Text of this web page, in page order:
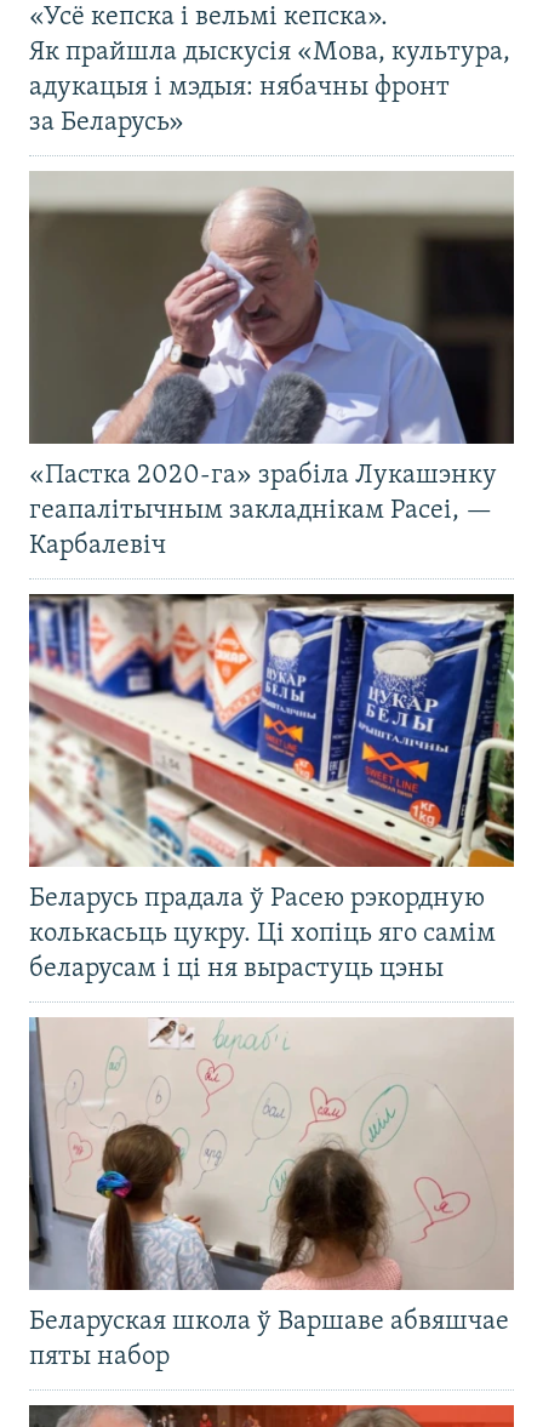
«Усё кепска і вельмі кепска».
Як прайшла дыскусія «Мова, культура,
адукацыя і мэдыя: нябачны фронт
за Беларусь»
«Пастка 2020-га» зрабіла Лукашэнку
геапалітычным закладнікам Расеі, —
Карбалевіч
Беларусь прадала ў Расею рэкордную
колькасьць цукру. Ці хопіць яго самім
беларусам і ці ня вырастуць цэны
Беларуская школа ў Варшаве абвяшчае
пяты набор